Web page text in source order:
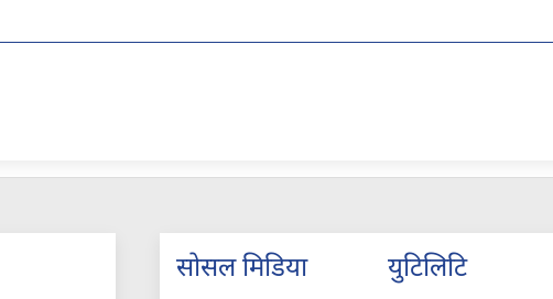
सोसल मिडिया युटिलिटि